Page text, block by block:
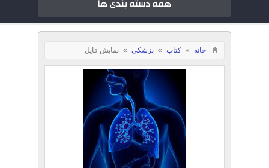
همه دسته بندی ها
خانه » کتاب » پزشکی » نمایش فایل